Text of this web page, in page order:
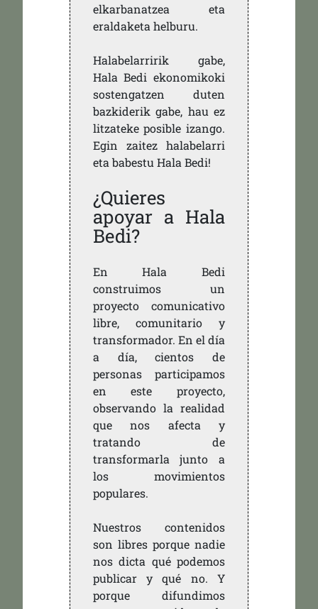
elkarbanatzea eta
eraldaketa helburu.
Halabelarririk gabe,
Hala Bedi ekonomikoki
sostengatzen duten
bazkiderik gabe, hau ez
litzateke posible izango.
Egin zaitez halabelarri
eta babestu Hala Bedi!
¿Quieres
apoyar a Hala
Bedi?
En Hala Bedi
construimos un
proyecto comunicativo
libre, comunitario y
transformador. En el día
a día, cientos de
personas participamos
en este proyecto,
observando la realidad
que nos afecta y
tratando de
transformarla junto a
los movimientos
populares.
Nuestros contenidos
son libres porque nadie
nos dicta qué podemos
publicar y qué no. Y
porque difundimos